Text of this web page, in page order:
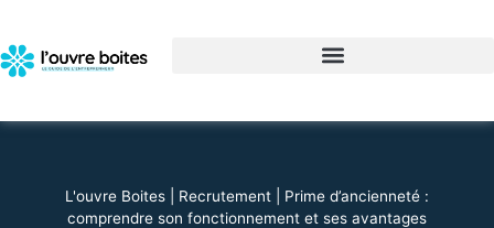
L'ouvre Boites Recrutement
Prime d’ancienneté :
comprendre son fonctionnement et ses avantages